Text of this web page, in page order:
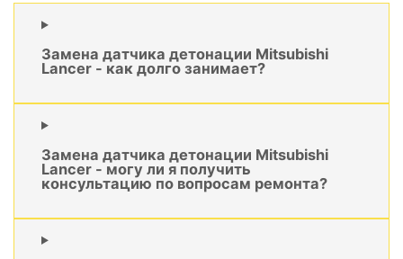
Замена датчика детонации Mitsubishi
Lancer - как долго занимает?
Замена датчика детонации Mitsubishi
Lancer - могу ли я получить
консультацию по вопросам ремонта?